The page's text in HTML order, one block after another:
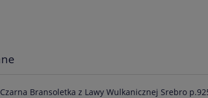
Czarna Bransoletka z Lawy Wulkanicznej Srebro